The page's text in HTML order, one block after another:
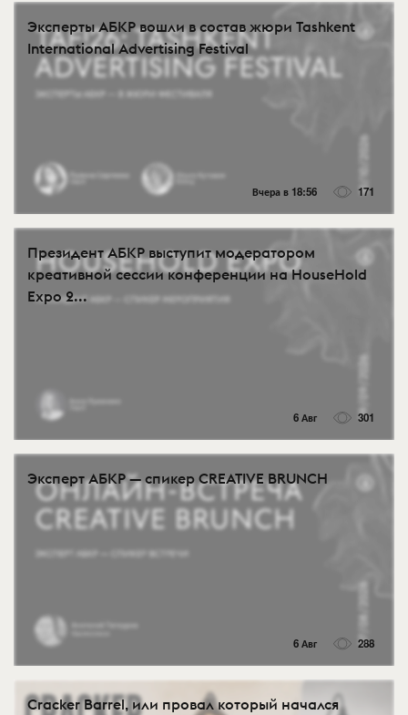
Эксперты АБКР вошли в состав жюри Tashkent
International Advertising Festival
Вчера в 18:56 171
Президент АБКР выступит модератором
креативной сессии конференции на HouseHold
Expo 2...
6 Авг 301
Эксперт АБКР — спикер CREATIVE BRUNCH
6 Авг 288
Cracker Barrel, или провал который начался